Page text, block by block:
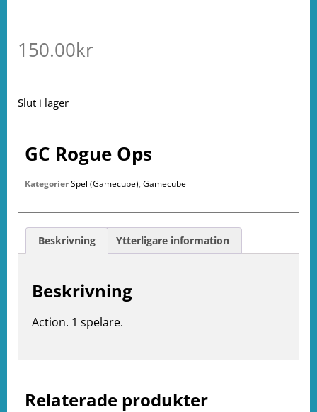
150.00kr
Slut i lager
Relaterade produkter
GC Rogue Ops
KategorierSpel (Gamecube), Gamecube
Beskrivning Ytterligare information
Beskrivning
Action. 1 spelare.